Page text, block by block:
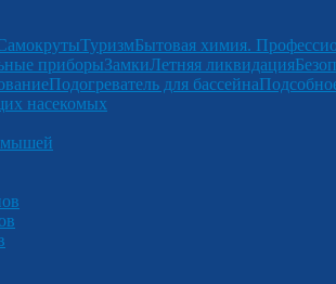
ТуризмБытовая химия.
приборыЗамкиЛетняя ликвидация
Подогреватель для бассейна
насекомых
мышей